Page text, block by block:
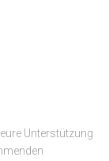
Unterstützung